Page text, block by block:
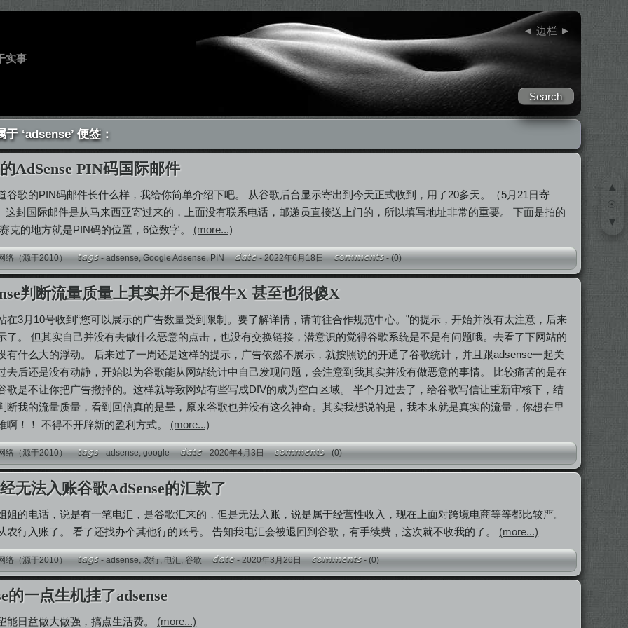
◄ 边栏 ►
实事
‘adsense’ 便签：
AdSense PIN码国际邮件
谷歌的PIN码邮件长什么样，我给你简单介绍下吧。 从谷歌后台显示寄出到今天正式收到，用了20多天。（5月21日寄
这封国际邮件是从马来西亚寄过来的，上面没有联系电话，邮递员直接送上门的，所以填写地址非常的重要。 下面是拍的
克的地方就是PIN码的位置，6位数字。 (more...)
络（源于2010） -adsense,Google Adsense,PIN - 2022年6月18日 -(0)
判断流量质量上其实并不是很牛X 甚至也很傻X
在3月10号收到“您可以展示的广告数量受到限制。要了解详情，请前往合作规范中心。”的提示，开始并没有太注意，后来
了。 但其实自己并没有去做什么恶意的点击，也没有交换链接，潜意识的觉得谷歌系统是不是有问题哦。去看了下网站的
有什么大的浮动。 后来过了一周还是这样的提示，广告依然不展示，就按照说的开通了谷歌统计，并且跟adsense一起关
去后还是没有动静，开始以为谷歌能从网站统计中自己发现问题，会注意到我其实并没有做恶意的事情。 比较痛苦的是在
歌是不让你把广告撤掉的。这样就导致网站有些写成DIV的成为空白区域。 半个月过去了，给谷歌写信让重新审核下，结
断我的流量质量，看到回信真的是晕，原来谷歌也并没有这么神奇。其实我想说的是，我本来就是真实的流量，你想在里
啊！！ 不得不开辟新的盈利方式。 (more...)
络（源于2010） -adsense,google - 2020年4月3日 -(0)
无法入账谷歌AdSense的汇款了
姐的电话，说是有一笔电汇，是谷歌汇来的，但是无法入账，说是属于经营性收入，现在上面对跨境电商等等都比较严。
农行入账了。 看了还找办个其他行的账号。 告知我电汇会被退回到谷歌，有手续费，这次就不收我的了。 (more...)
络（源于2010） -adsense,农行,电汇,谷歌 - 2020年3月26日 -(0)
的一点生机挂了adsense
能日益做大做强，搞点生活费。 (more...)
▲
☉
▼